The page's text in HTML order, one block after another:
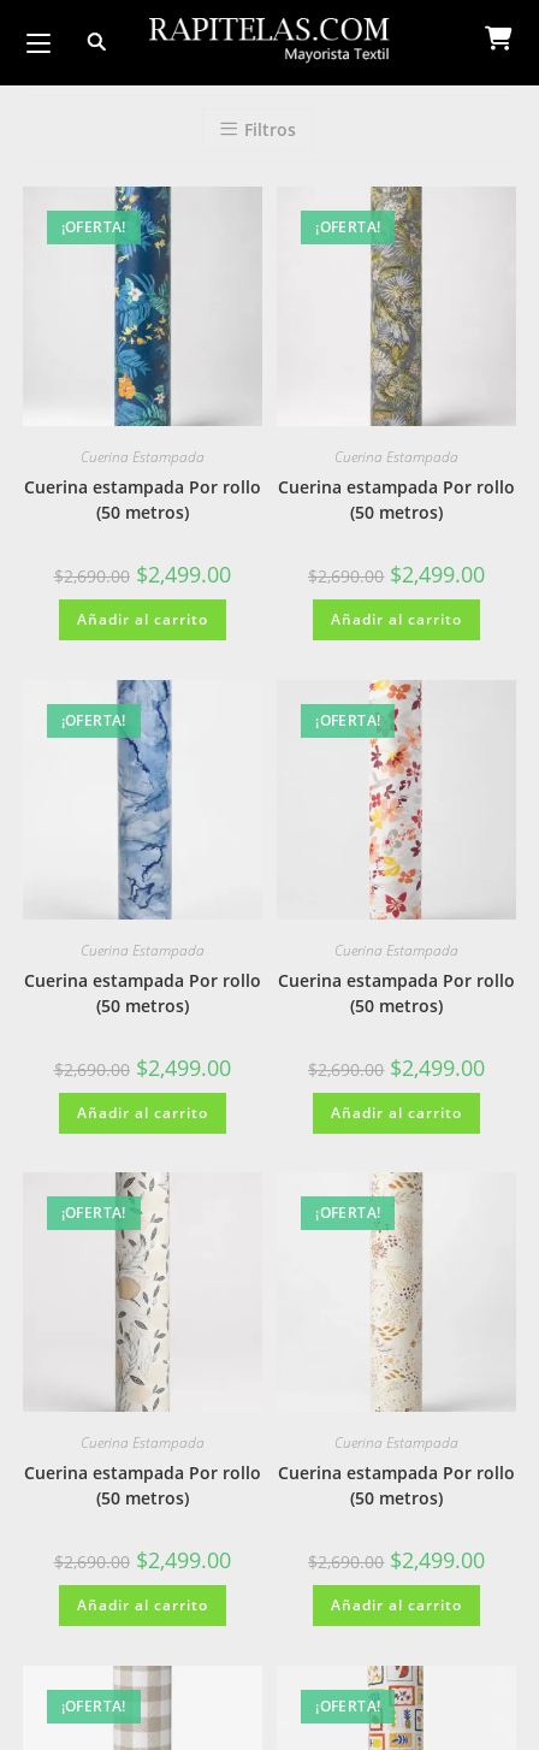
Filtros
¡OFERTA!
Cuerina Estampada
Cuerina estampada Por rollo
(50 metros)
$2,690.00 El
precio
original
era:
$2,690.00.
$2,499.00El
precio
Añadir al carrito
¡OFERTA!
Cuerina Estampada
Cuerina estampada Por rollo
(50 metros)
$2,690.00 El
precio
original
era:
$2,690.00.
$2,499.00El
Añadir al carrito
¡OFERTA!
Cuerina Estampada
Cuerina estampada Por rollo
(50 metros)
$2,690.00 El
precio
original
era:
$2,690.00.
$2,499.00El
precio
Añadir al carrito
¡OFERTA!
Cuerina Estampada
Cuerina estampada Por rollo
(50 metros)
$2,690.00 El
precio
original
era:
$2,690.00.
$2,499.00El
Añadir al carrito
¡OFERTA!
Cuerina Estampada
Cuerina estampada Por rollo
(50 metros)
$2,690.00 El
precio
original
era:
$2,690.00.
$2,499.00El
precio
Añadir al carrito
¡OFERTA!
Cuerina Estampada
Cuerina estampada Por rollo
(50 metros)
$2,690.00 El
precio
original
era:
$2,690.00.
$2,499.00El
Añadir al carrito
¡OFERTA! ¡OFERTA!